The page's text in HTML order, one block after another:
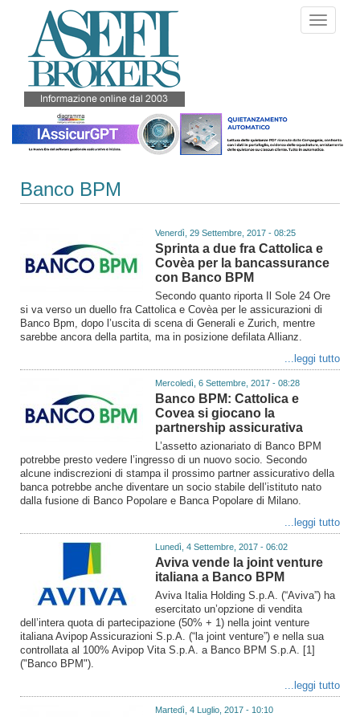
contenuto
principale
Toggle
Banco BPM
Venerdì, 29 Settembre, 2017 - 08:25
Sprinta a due fra Cattolica e
Covèa per la bancassurance
con Banco BPM
Secondo quanto riporta Il Sole 24 Ore
si va verso un duello fra Cattolica e Covèa per le assicurazioni di
Banco Bpm, dopo l’uscita di scena di Generali e Zurich, mentre
sarebbe ancora della partita, ma in posizione defilata Allianz.
...leggi tutto
Mercoledì, 6 Settembre, 2017 - 08:28
Banco BPM: Cattolica e
Covea si giocano la
partnership assicurativa
L’assetto azionariato di Banco BPM
potrebbe presto vedere l’ingresso di un nuovo socio. Secondo
alcune indiscrezioni di stampa il prossimo partner assicurativo della
banca potrebbe anche diventare un socio stabile dell’istituto nato
dalla fusione di Banco Popolare e Banca Popolare di Milano.
...leggi tutto
Lunedì, 4 Settembre, 2017 - 06:02
Aviva vende la joint venture
italiana a Banco BPM
Aviva Italia Holding S.p.A. (“Aviva”) ha
esercitato un’opzione di vendita
dell’intera quota di partecipazione (50% + 1) nella joint venture
italiana Avipop Assicurazioni S.p.A. (“la joint venture”) e nella sua
controllata al 100% Avipop Vita S.p.A. a Banco BPM S.p.A. [1]
("Banco BPM").
...leggi tutto
Martedì, 4 Luglio, 2017 - 10:10